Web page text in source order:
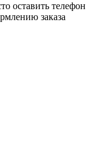
оставить телефон
заказа